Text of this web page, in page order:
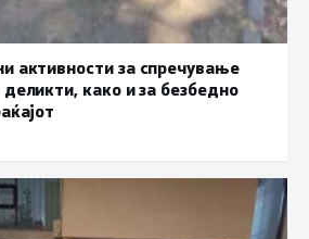
активности за спречување
како и за безбедно